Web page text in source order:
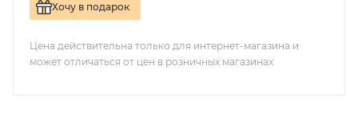
Хочу в подарок
Цена действительна только для интернет-магазина и
может отличаться от цен в розничных магазинах